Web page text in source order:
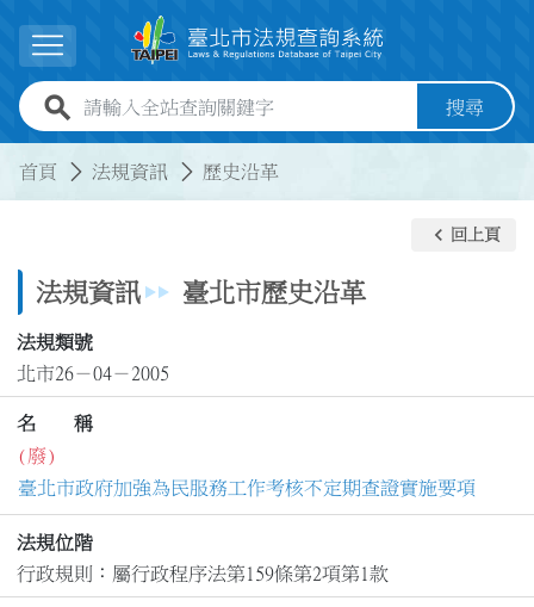
展開選單
全站查詢關鍵字欄位 搜尋
首頁 法規資訊 歷史沿革
法規資訊 臺北市歷史沿革
keyboard_arrow_left 回上頁
法規類號
北市26－04－2005
名 稱
(廢)
臺北市政府加強為民服務工作考核不定期查證實施要項
法規位階
行政規則：屬行政程序法第159條第2項第1款